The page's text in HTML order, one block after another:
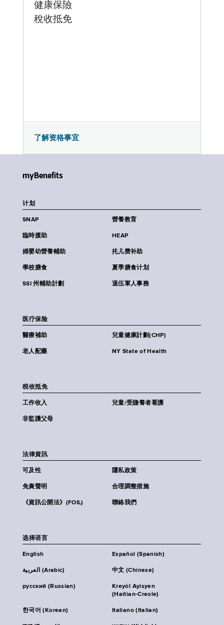
健康保險
稅收抵免
了解资格事宜
myBenefits
计划
SNAP 營養教育
臨時援助 HEAP
婦嬰幼營養輔助 扥儿费补助
學校膳食 夏季膳食计划
SSI 州輔助計劃 退伍軍人事務
医疗保险
醫療補助 兒童健康計劃(CHP)
老人配藥 NY State of Health
税收抵免
工作收入 兒童/受贍養者看護
非監護父母
法律資訊
可及性 隱私政策
免責聲明 合理調整措施
《資訊公開法》(FOIL) 聯絡我們
选择语言
English Español (Spanish)
العربية (Arabic) 中文 (Chinese)
русский (Russian)
Kreyòl Ayisyen
(Haitian-Creole)
한국어 (Korean) Italiano (Italian)